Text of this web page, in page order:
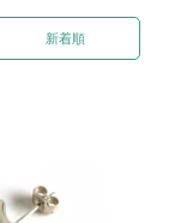
新着順